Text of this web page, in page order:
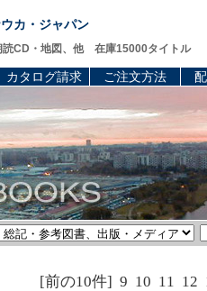
カ・ジャパン
読CD・地図、他 在庫15000タイトル
カタログ請求 ご注文方法
[前の10件] 9 10 11 12